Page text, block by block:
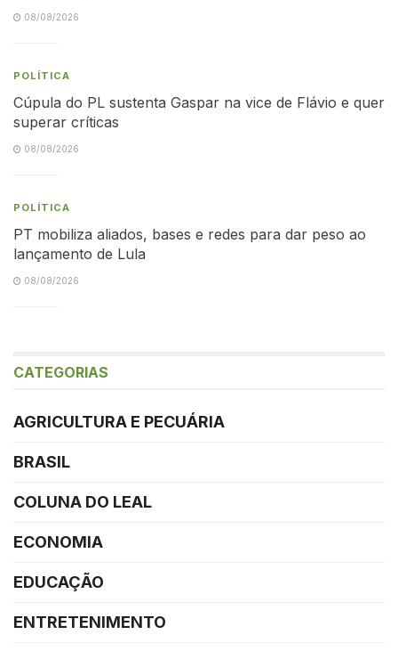
08/08/2026
POLÍTICA
Cúpula do PL sustenta Gaspar na vice de Flávio e quer
superar críticas
08/08/2026
POLÍTICA
PT mobiliza aliados, bases e redes para dar peso ao
lançamento de Lula
08/08/2026
CATEGORIAS
AGRICULTURA E PECUÁRIA
BRASIL
COLUNA DO LEAL
ECONOMIA
EDUCAÇÃO
ENTRETENIMENTO